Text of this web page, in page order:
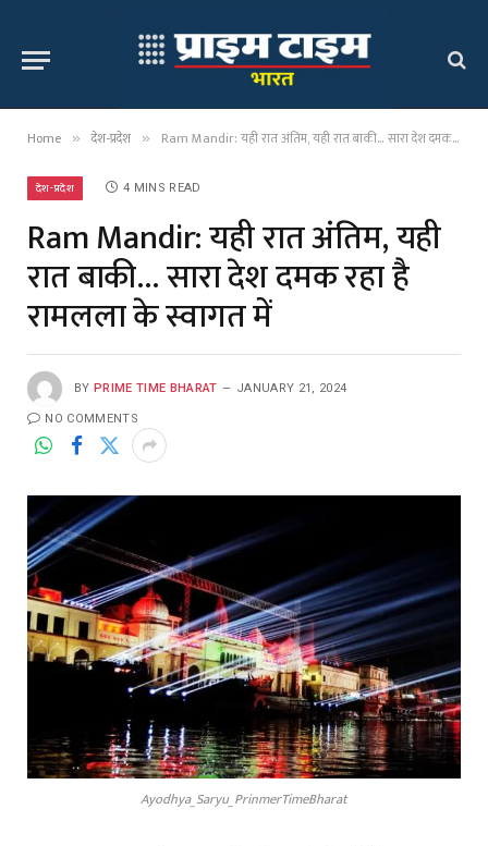
Home » देश-प्रदेश » Ram Mandir: यही रात अंतिम, यही रात बाकी… सारा देश दमक रहा है रामलला के स्वागत में
देश-प्रदेश 4 MINS READ
Ram Mandir: यही रात अंतिम, यही
रात बाकी… सारा देश दमक रहा है
रामलला के स्वागत में
BY PRIME TIME BHARAT JANUARY 21, 2024
NO COMMENTS
Ayodhya_Saryu_PrinmerTimeBharat